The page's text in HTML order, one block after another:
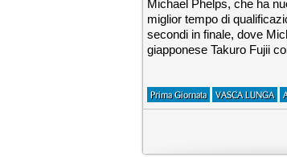
Michael Phelps, che ha
miglior tempo di
secondi in finale, dove
giapponese Takuro Fujii
Prima Giornata VASCA LUNGA